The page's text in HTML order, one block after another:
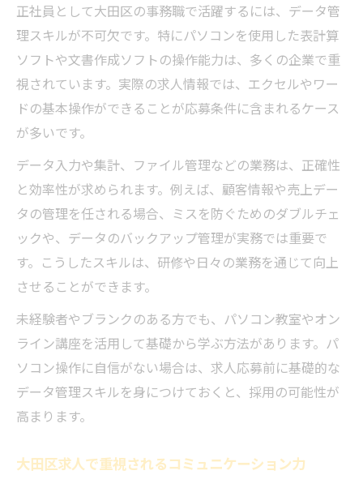
正社員として大田区の事務職で活躍するには、データ管
理スキルが不可欠です。特にパソコンを使用した表計算
ソフトや文書作成ソフトの操作能力は、多くの企業で重
視されています。実際の求人情報では、エクセルやワー
ドの基本操作ができることが応募条件に含まれるケース
が多いです。
データ入力や集計、ファイル管理などの業務は、正確性
と効率性が求められます。例えば、顧客情報や売上デー
タの管理を任される場合、ミスを防ぐためのダブルチェ
ックや、データのバックアップ管理が実務では重要で
す。こうしたスキルは、研修や日々の業務を通じて向上
させることができます。
未経験者やブランクのある方でも、パソコン教室やオン
ライン講座を活用して基礎から学ぶ方法があります。パ
ソコン操作に自信がない場合は、求人応募前に基礎的な
データ管理スキルを身につけておくと、採用の可能性が
高まります。
大田区求人で重視されるコミュニケーション力